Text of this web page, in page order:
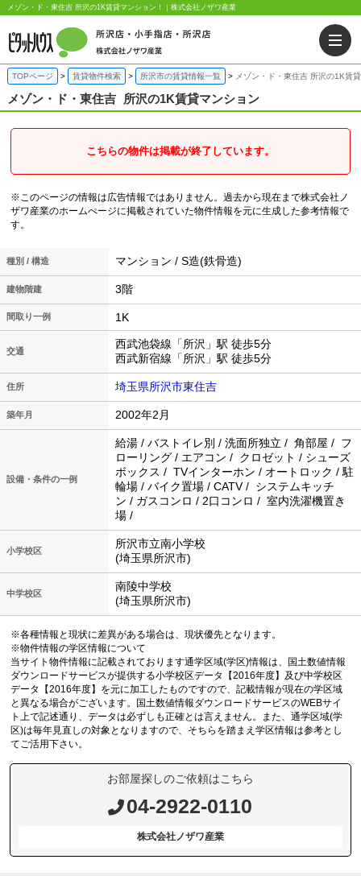
メゾン・ド・東住吉 所沢の1K賃貸マンション！｜株式会社ノザワ産業
TOPページ 賃貸物件検索 所沢市の賃貸情報一覧 メゾン・ド・東住吉 所沢の1K賃
メゾン・ド・東住吉 所沢の1K賃貸マンション
こちらの物件は掲載が終了しています。
※このページの情報は広告情報ではありません。過去から現在まで株式会社ノ
ザワ産業のホームぺージに掲載されていた物件情報を元に生成した参考情報で
す。
種別 / 構造 マンション / S造(鉄骨造)
建物階建 3階
間取り一例 1K
交通
西武池袋線「所沢」駅 徒歩5分
西武新宿線「所沢」駅 徒歩5分
住所 埼玉県所沢市東住吉
築年月 2002年2月
設備・条件の一例
給湯 / バストイレ別 / 洗面所独立 / 角部屋 / フ
ローリング / エアコン / クロゼット / シューズ
ボックス / TVインターホン / オートロック / 駐
輪場 / バイク置場 / CATV / システムキッチ
ン / ガスコンロ / 2口コンロ / 室内洗濯機置き
場 /
小学校区
所沢市立南小学校
(埼玉県所沢市)
中学校区
南陵中学校
(埼玉県所沢市)
※各種情報と現状に差異がある場合は、現状優先となります。
※物件情報の学区情報について
当サイト物件情報に記載されております通学区域(学区)情報は、国土数値情報
ダウンロードサービスが提供する小学校区データ【2016年度】及び中学校区
データ【2016年度】を元に加工したものですので、記載情報が現在の学区域
と異なる場合がございます。国土数値情報ダウンロードサービスのWEBサイ
ト上で記述通り、データは必ずしも正確とは言えません。また、通学区域(学
区)は毎年見直しの対象となりますので、そちらを踏まえ学区情報は参考とし
てご活用下さい。
お部屋探しのご依頼はこちら
04-2922-0110
株式会社ノザワ産業